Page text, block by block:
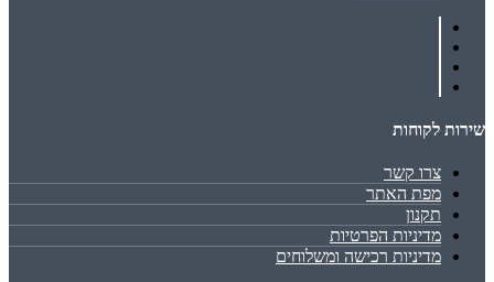
שירות לקוחות
צרו קשר
מפת האתר
תקנון
מדיניות הפרטיות
מדיניות רכישה ומשלוחים